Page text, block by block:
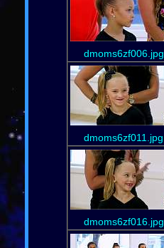
dmoms6zf006.jpg
dmoms6zf011.jpg
dmoms6zf016.jpg